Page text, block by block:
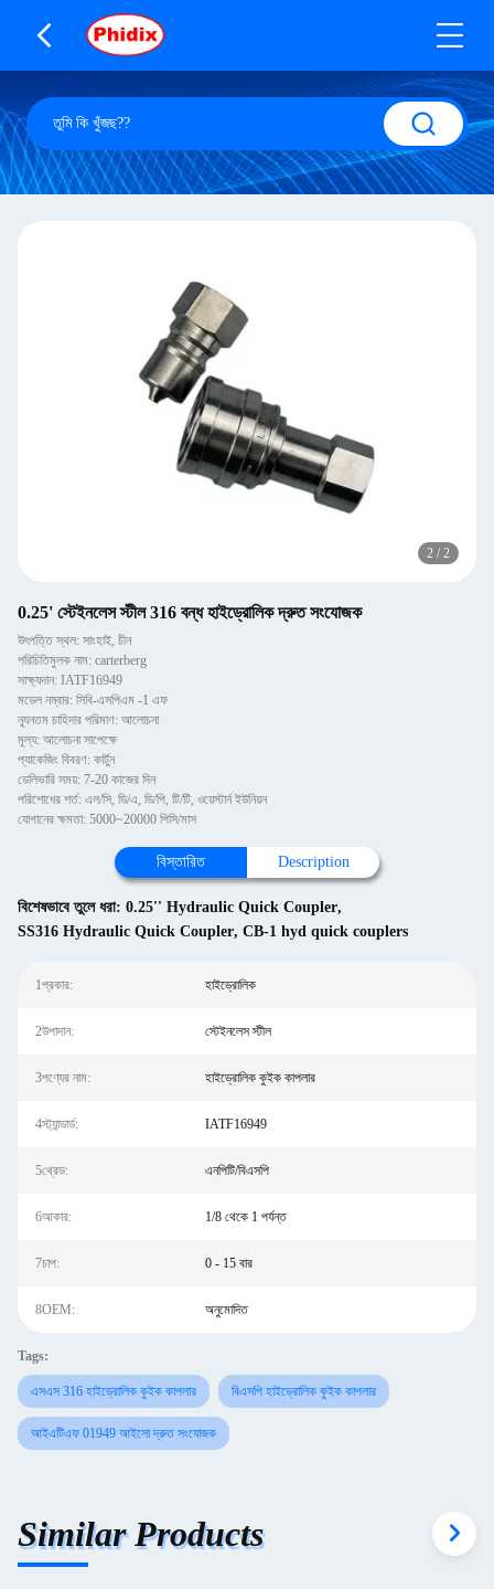
2 / 2
0.25' স্টেইনলেস স্টীল 316 বন্ধ হাইড্রোলিক দ্রুত সংযোজক
উৎপত্তি স্থল: সাংহাই, চীন
পরিচিতিমুলক নাম: carterberg
সাক্ষ্যদান: IATF16949
মডেল নম্বার: সিবি-এসপিএম -1 এফ
ন্যূনতম চাহিদার পরিমাণ: আলোচনা
মূল্য: আলোচনা সাপেক্ষে
প্যাকেজিং বিবরণ: কার্টুন
ডেলিভারি সময়: 7-20 কাজের দিন
পরিশোধের শর্ত: এল/সি, ডি/এ, ডি/পি, টি/টি, ওয়েস্টার্ন ইউনিয়ন
যোগানের ক্ষমতা: 5000~20000 পিসি/মাস
বিস্তারিত Description
বিশেষভাবে তুলে ধরা: 0.25'' Hydraulic Quick Coupler,
SS316 Hydraulic Quick Coupler, CB-1 hyd quick couplers
1প্রকার: হাইড্রোলিক
2উপাদান: স্টেইনলেস স্টীল
3পণ্যের নাম: হাইড্রোলিক কুইক কাপলার
4স্ট্যান্ডার্ড: IATF16949
5থ্রেড: এনপিটি/বিএসপি
6আকার: 1/8 থেকে 1 পর্যন্ত
7চাপ: 0 - 15 বার
8OEM: অনুমোদিত
Tags:
এসএস 316 হাইড্রোলিক কুইক কাপলার বিএসপি হাইড্রোলিক কুইক কাপলার
আইএটিএফ 01949 আইসো দ্রুত সংযোজক
Similar Products